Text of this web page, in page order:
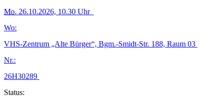
Mo. 26.10.2026, 10.30 Uhr
Wo:
VHS-Zentrum „Alte Bürger“, Bgm.-Smidt-Str. 188, Raum 03
Nr.:
26H30289
Status: